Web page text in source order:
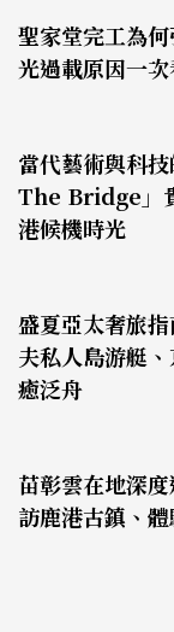
聖家堂完工為
光過載原因一
當代藝術與科
The Bridge」
港候機時光
盛夏亞太奢旅
夫私人島游艇
癒泛舟
苗彰雲在地深
訪鹿港古鎮、